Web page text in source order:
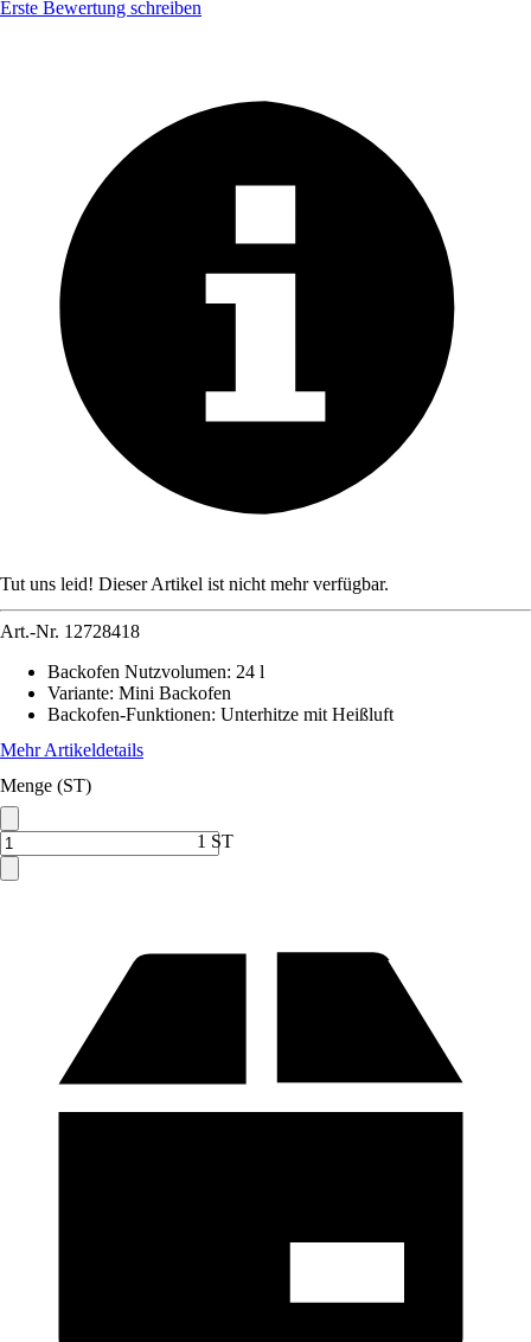
Erste Bewertung schreiben
Tut uns leid! Dieser Artikel ist nicht mehr verfügbar.
Art.-Nr. 12728418
Backofen Nutzvolumen: 24 l
Variante: Mini Backofen
Backofen-Funktionen: Unterhitze mit Heißluft
Mehr Artikeldetails
Menge (ST)
1 ST